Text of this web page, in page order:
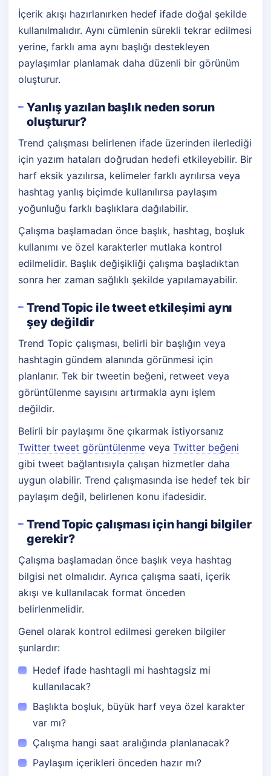
İçerik akışı hazırlanırken hedef ifade doğal şekilde
kullanılmalıdır. Aynı cümlenin sürekli tekrar edilmesi
yerine, farklı ama aynı başlığı destekleyen
paylaşımlar planlamak daha düzenli bir görünüm
oluşturur.
Yanlış yazılan başlık neden sorun
oluşturur?
Trend çalışması belirlenen ifade üzerinden ilerlediği
için yazım hataları doğrudan hedefi etkileyebilir. Bir
harf eksik yazılırsa, kelimeler farklı ayrılırsa veya
hashtag yanlış biçimde kullanılırsa paylaşım
yoğunluğu farklı başlıklara dağılabilir.
Çalışma başlamadan önce başlık, hashtag, boşluk
kullanımı ve özel karakterler mutlaka kontrol
edilmelidir. Başlık değişikliği çalışma başladıktan
sonra her zaman sağlıklı şekilde yapılamayabilir.
Trend Topic ile tweet etkileşimi aynı
şey değildir
Trend Topic çalışması, belirli bir başlığın veya
hashtagin gündem alanında görünmesi için
planlanır. Tek bir tweetin beğeni, retweet veya
görüntülenme sayısını artırmakla aynı işlem
değildir.
Belirli bir paylaşımı öne çıkarmak istiyorsanız
Twitter tweet görüntülenme veyaTwitter beğeni
gibi tweet bağlantısıyla çalışan hizmetler daha
uygun olabilir. Trend çalışmasında ise hedef tek bir
paylaşım değil, belirlenen konu ifadesidir.
Trend Topic çalışması için hangi bilgiler
gerekir?
Çalışma başlamadan önce başlık veya hashtag
bilgisi net olmalıdır. Ayrıca çalışma saati, içerik
akışı ve kullanılacak format önceden
belirlenmelidir.
Genel olarak kontrol edilmesi gereken bilgiler
şunlardır:
Hedef ifade hashtagli mi hashtagsiz mi
kullanılacak?
Başlıkta boşluk, büyük harf veya özel karakter
var mı?
Çalışma hangi saat aralığında planlanacak?
Paylaşım içerikleri önceden hazır mı?